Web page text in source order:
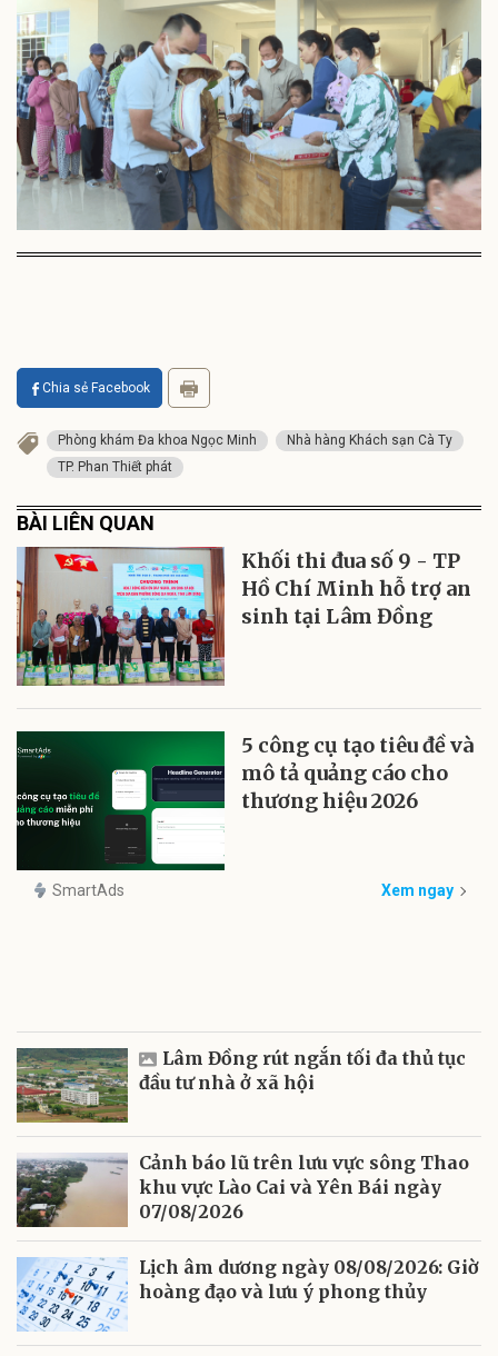
Chia sẻ Facebook
Phòng khám Đa khoa Ngọc Minh
Nhà hàng Khách sạn Cà Ty
TP. Phan Thiết phát
BÀI LIÊN QUAN
Khối thi đua số 9 - TP
Hồ Chí Minh hỗ trợ an
sinh tại Lâm Đồng
5 công cụ tạo tiêu đề và
mô tả quảng cáo cho
thương hiệu 2026
SmartAds Xem ngay
Lâm Đồng rút ngắn tối đa thủ tục
đầu tư nhà ở xã hội
Cảnh báo lũ trên lưu vực sông Thao
khu vực Lào Cai và Yên Bái ngày
07/08/2026
Lịch âm dương ngày 08/08/2026: Giờ
hoàng đạo và lưu ý phong thủy